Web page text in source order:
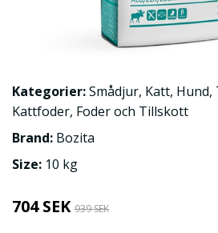
Kategorier:Smådjur, Katt, Hund,
Kattfoder, Foder och Tillskott
Brand: Bozita
Size: 10 kg
704 SEK 939 SEK